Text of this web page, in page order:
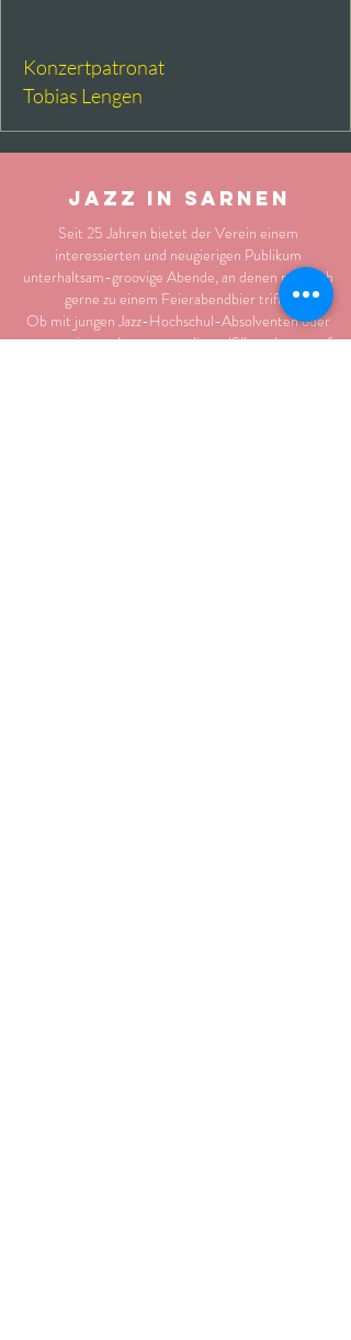
Konzertpatronat
Tobias Lengen
Jazz in Sarnen
Seit 25 Jahren bietet der Verein einem
interessierten und neugierigen Publikum
unterhaltsam-groovige Abende, an denen man sich
gerne zu einem Feierabendbier trifft.
Ob mit jungen Jazz-Hochschul-Absolventen oder
renommierten Instrumentalisten/SängerInnen auf